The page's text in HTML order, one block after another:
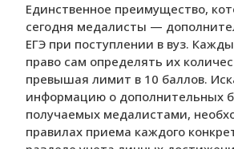
Единственное преимущество,
сегодня медалисты —
ЕГЭ при поступлении в вуз.
право сам определять их
превышая лимит в 10 баллов.
информацию о дополнительных
получаемых медалистами,
правилах приема каждого